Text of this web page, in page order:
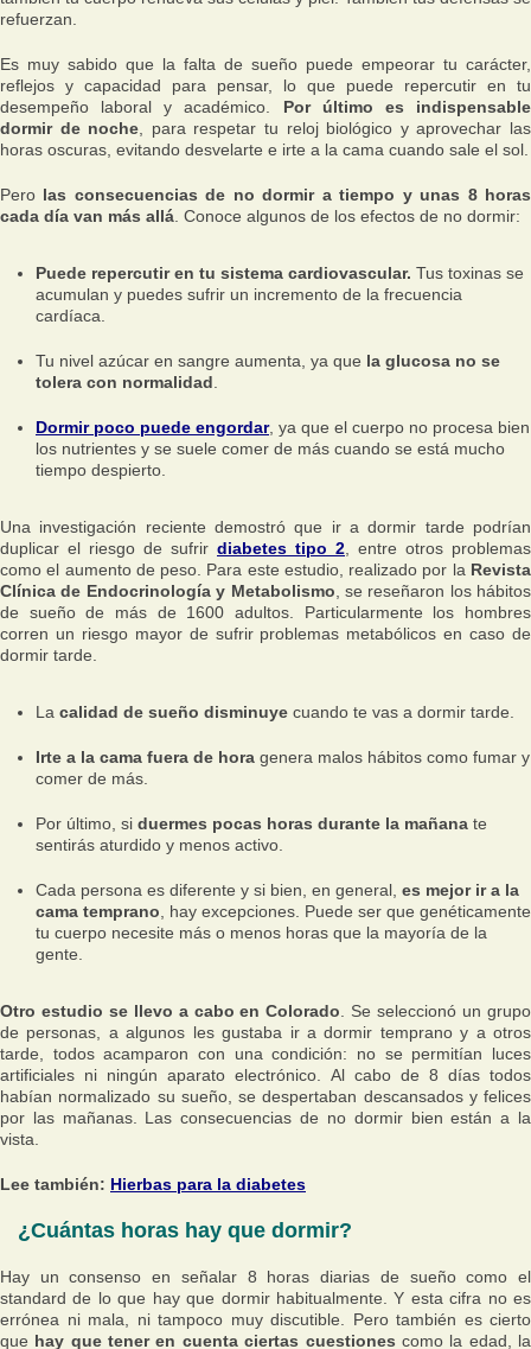
refuerzan.
Es muy sabido que la falta de sueño puede empeorar tu carácter,
reflejos y capacidad para pensar, lo que puede repercutir en tu
desempeño laboral y académico. Por último es indispensable
dormir de noche , para respetar tu reloj biológico y aprovechar las
horas oscuras, evitando desvelarte e irte a la cama cuando sale el sol.
Pero las consecuencias de no dormir a tiempo y unas 8 horas
cada día van más allá . Conoce algunos de los efectos de no dormir:
Puede repercutir en tu sistema cardiovascular. Tus toxinas se
acumulan y puedes sufrir un incremento de la frecuencia
cardíaca.
Tu nivel azúcar en sangre aumenta, ya que la glucosa no se
tolera con normalidad
Dormir poco puede engordar, ya que el cuerpo no procesa bien
los nutrientes y se suele comer de más cuando se está mucho
tiempo despierto.
Una investigación reciente demostró que ir a dormir tarde podrían
duplicar el riesgo de sufrir diabetes tipo 2 , entre otros problemas
como el aumento de peso. Para este estudio, realizado por la Revista
Clínica de Endocrinología y Metabolismo , se reseñaron los hábitos
de sueño de más de 1600 adultos. Particularmente los hombres
corren un riesgo mayor de sufrir problemas metabólicos en caso de
dormir tarde.
La calidad de sueño disminuye cuando te vas a dormir tarde.
Irte a la cama fuera de hora genera malos hábitos como fumar y
comer de más.
Por último, si duermes pocas horas durante la mañana te
sentirás aturdido y menos activo.
Cada persona es diferente y si bien, en general, es mejor ir a la
cama temprano , hay excepciones. Puede ser que genéticamente
tu cuerpo necesite más o menos horas que la mayoría de la
gente.
Otro estudio se llevo a cabo en Colorado . Se seleccionó un grupo
de personas, a algunos les gustaba ir a dormir temprano y a otros
tarde, todos acamparon con una condición: no se permitían luces
artificiales ni ningún aparato electrónico. Al cabo de 8 días todos
habían normalizado su sueño, se despertaban descansados y felices
por las mañanas. Las consecuencias de no dormir bien están a la
vista.
Lee también: Hierbas para la diabetes
¿Cuántas horas hay que dormir?
Hay un consenso en señalar 8 horas diarias de sueño como el
standard de lo que hay que dormir habitualmente. Y esta cifra no es
errónea ni mala, ni tampoco muy discutible. Pero también es cierto
que hay que tener en cuenta ciertas cuestiones como la edad, la